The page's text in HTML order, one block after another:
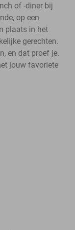
of -diner bij
op een
plaats in het
gerechten.
en dat proef je.
jouw favoriete